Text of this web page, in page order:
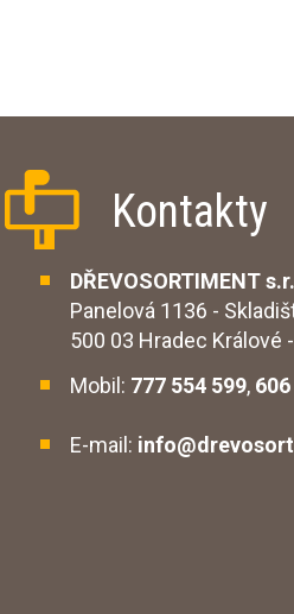
Kontakty
DŘEVOSORTIMENT
Panelová 1136 -
500 03 Hradec
Mobil: 777 554 599,
E-mail: